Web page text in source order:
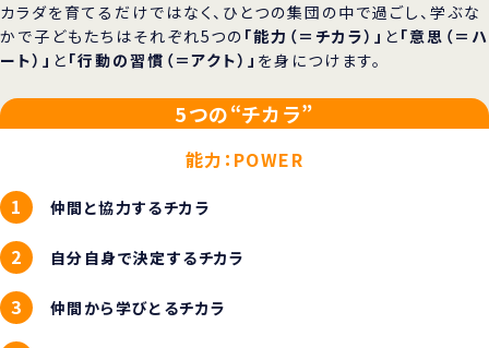
カラダを育てるだけではなく、ひとつの集団の中で過ごし、学ぶな
かで子どもたちはそれぞれ5つの 「能力（＝チカラ）」 と 「意思（＝ハ
ート）」 と 「行動の習慣（＝アクト）」 を身につけます。
5つの“チカラ”
能力：POWER
仲間と協力するチカラ
自分自身で決定するチカラ
仲間から学びとるチカラ